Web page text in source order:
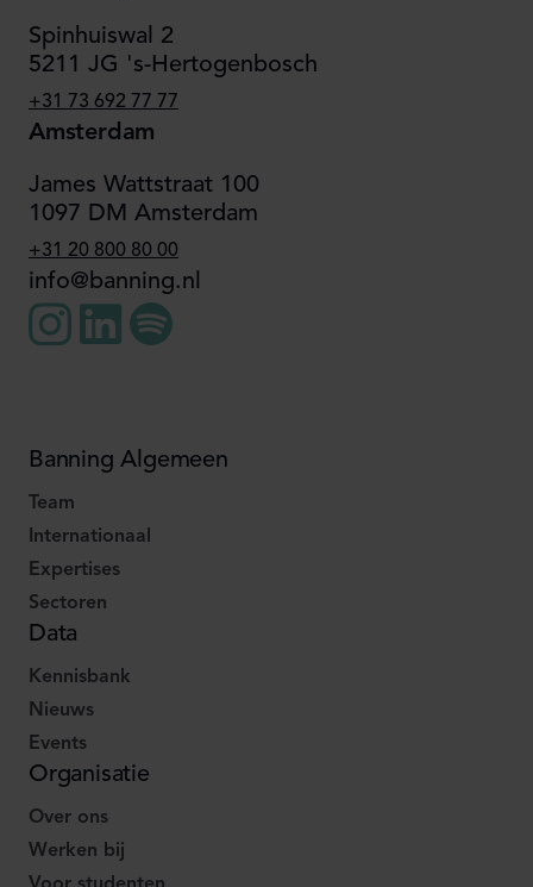
Spinhuiswal 2
5211 JG 's-Hertogenbosch
+31 73 692 77 77
Amsterdam
James Wattstraat 100
1097 DM Amsterdam
+31 20 800 80 00
info@banning.nl
Banning Algemeen
Team
Internationaal
Expertises
Sectoren
Data
Kennisbank
Nieuws
Events
Organisatie
Over ons
Werken bij